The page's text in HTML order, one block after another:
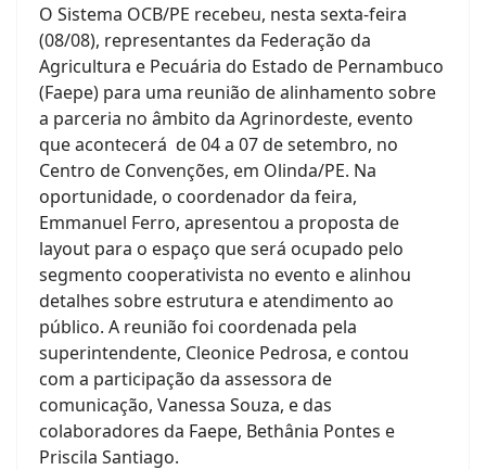
O Sistema OCB/PE recebeu, nesta sexta-feira
(08/08), representantes da Federação da
Agricultura e Pecuária do Estado de Pernambuco
(Faepe) para uma reunião de alinhamento sobre
a parceria no âmbito da Agrinordeste, evento
que acontecerá de 04 a 07 de setembro, no
Centro de Convenções, em Olinda/PE. Na
oportunidade, o coordenador da feira,
Emmanuel Ferro, apresentou a proposta de
layout para o espaço que será ocupado pelo
segmento cooperativista no evento e alinhou
detalhes sobre estrutura e atendimento ao
público. A reunião foi coordenada pela
superintendente, Cleonice Pedrosa, e contou
com a participação da assessora de
comunicação, Vanessa Souza, e das
colaboradores da Faepe, Bethânia Pontes e
Priscila Santiago.